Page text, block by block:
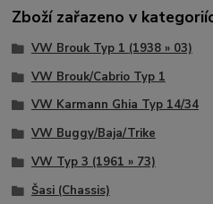
Zboží zařazeno v
VW Brouk Typ 1 (1938 » 03)
VW Brouk/Cabrio Typ 1
VW Karmann Ghia Typ 14/34
VW Buggy/Baja/Trike
VW Typ 3 (1961 » 73)
Šasi (Chassis)